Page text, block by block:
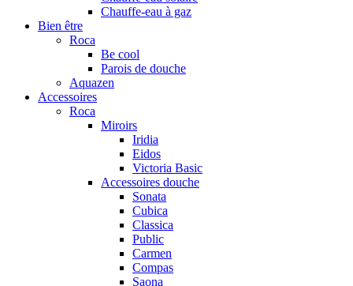
Chauffe-eau à gaz
Bien être
Roca
Be cool
Parois de douche
Aquazen
Accessoires
Roca
Miroirs
Iridia
Eidos
Victoria Basic
Accessoires douche
Sonata
Cubica
Classica
Public
Carmen
Compas
Saona